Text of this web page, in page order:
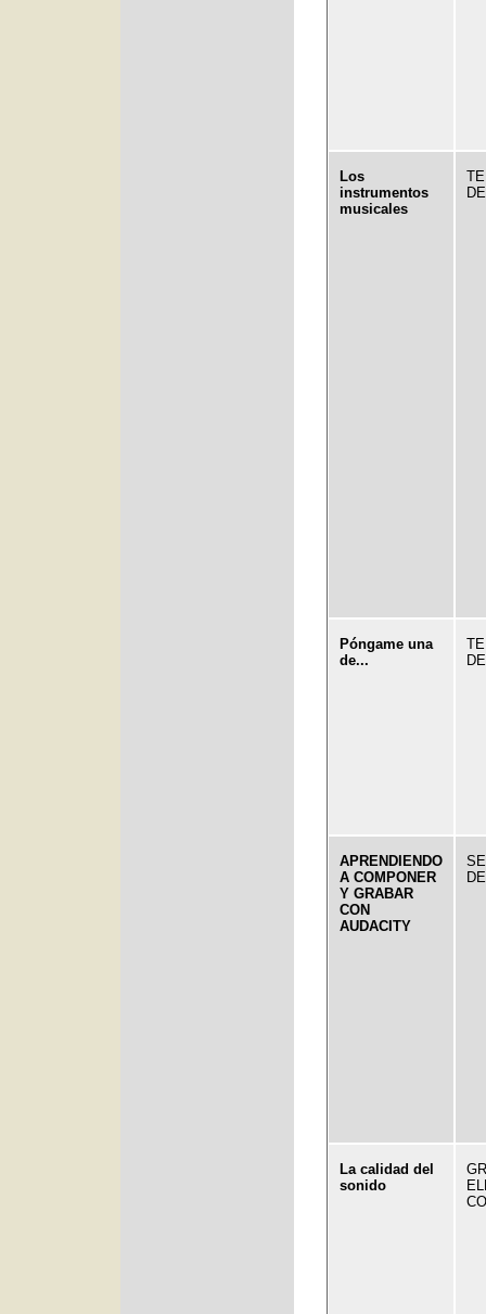
Los
instrumentos
musicales
Póngame una
de...
APRENDIENDO
A COMPONER
Y GRABAR
CON
AUDACITY
La calidad del
sonido